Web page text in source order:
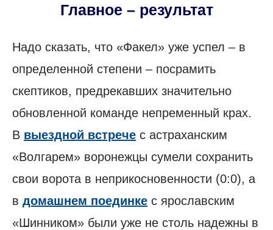
Главное – результат
Надо сказать, что «Факел» уже успел – в
определенной степени – посрамить
скептиков, предрекавших значительно
обновленной команде непременный крах.
В выездной встрече с астраханским
«Волгарем» воронежцы сумели сохранить
свои ворота в неприкосновенности (0:0), а
в домашнем поединке с ярославским
«Шинником» были уже не столь надежны в